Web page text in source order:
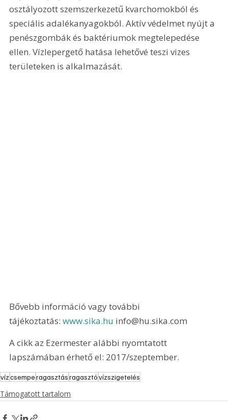
osztályozott szemszerkezetű kvarchomokból és
speciális adalékanyagokból. Aktív védelmet nyújt a
penészgombák és baktériumok megtelepedése
ellen. Vízlepergető hatása lehetővé teszi vizes
területeken is alkalmazását.
Bővebb információ vagy további
tájékoztatás: www.sika.hu info@hu.sika.com
A cikk az Ezermester alábbi nyomtatott
lapszámában érhető el: 2017/szeptember.
vízcsemperagasztásragasztóvízszigetelés
Támogatott tartalom